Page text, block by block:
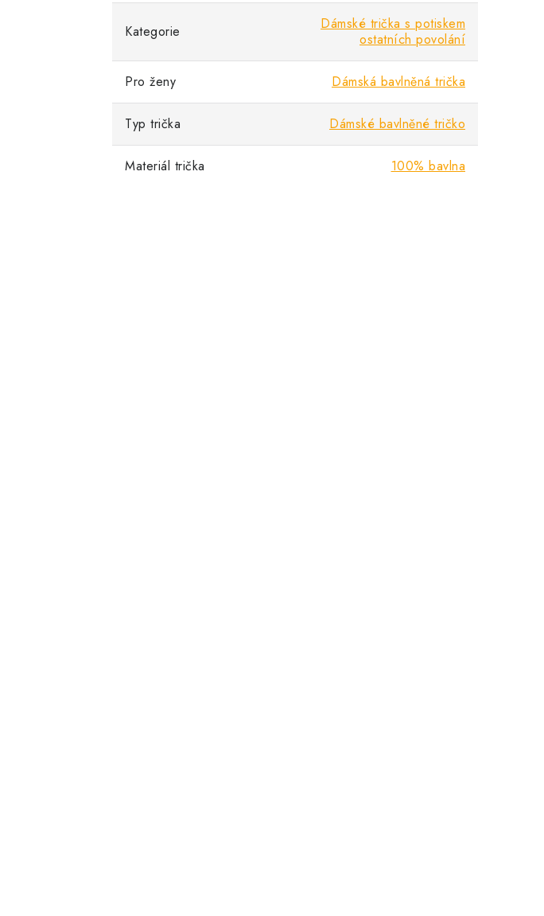
Kategorie
Dámské trička s potiskem
ostatních povolání
Pro ženy Dámská bavlněná trička
Typ trička Dámské bavlněné tričko
Materiál trička 100% bavlna